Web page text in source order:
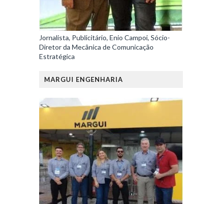
Jornalista, Publicitário, Enio Campoi, Sócio-
Diretor da Mecânica de Comunicação
Estratégica
MARGUI ENGENHARIA